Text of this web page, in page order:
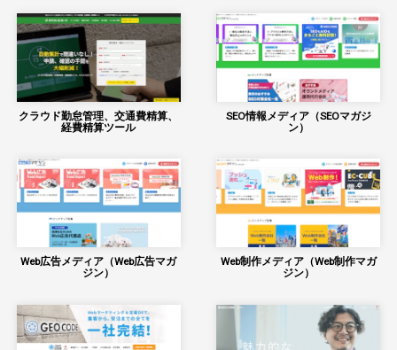
クラウド勤怠管理、交通費精算、
経費精算ツール
SEO情報メディア（SEOマガジ
ン）
Web広告メディア（Web広告マガ
ジン）
Web制作メディア（Web制作マガ
ジン）